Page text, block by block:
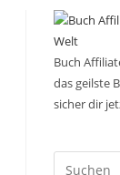
Buch
das geilste
sicher dir